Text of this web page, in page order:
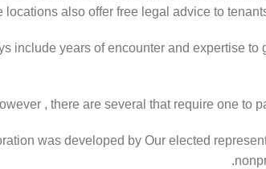
also offer free legal advice to
include years of encounter and expertise to
, there are several that require one to
was developed by Our elected